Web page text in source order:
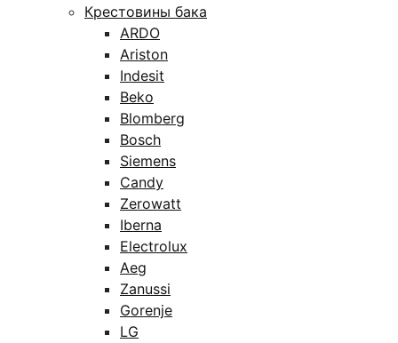
Крестовины бака
ARDO
Ariston
Indesit
Beko
Blomberg
Bosch
Siemens
Candy
Zerowatt
Iberna
Electrolux
Aeg
Zanussi
Gorenje
LG